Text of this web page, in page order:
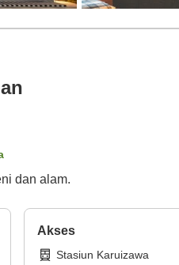
dan alam.
Akses
Stasiun Karuizawa